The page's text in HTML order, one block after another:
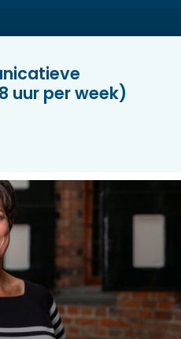
uur per week)